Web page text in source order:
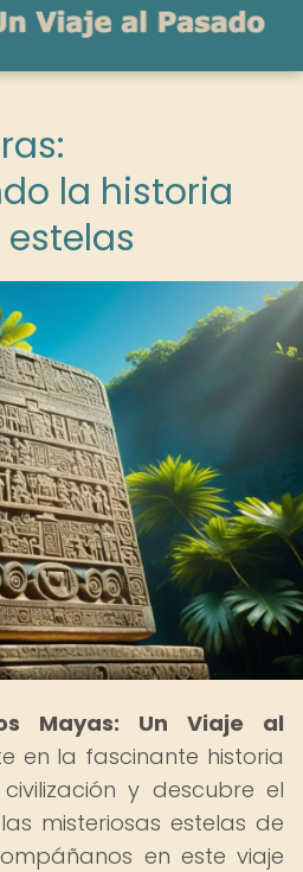
la historia
Mayas: Un Viaje al
en la fascinante historia
y descubre el
misteriosas estelas de
en este viaje